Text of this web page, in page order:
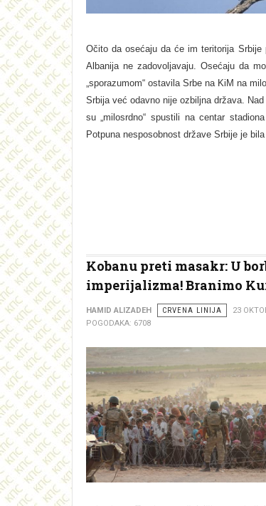
Očito da osećaju da će im teritorija
Albanija ne zadovoljavaju. Osećaju da
„sporazumom“ ostavila Srbe na KiM na
Srbija već odavno nije ozbiljna država.
su „milosrdno“ spustili na centar
Potpuna nesposobnost države Srbije je
Kobanu preti masakr: U
imperijalizma! Branimo
HAMID ALIZADEH CRVENA LINIJA
23
POGODAKA: 6708